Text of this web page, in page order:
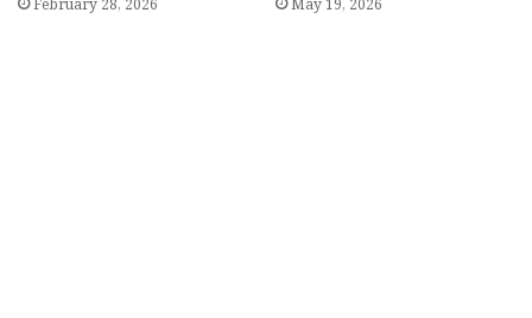
February 28, 2026 May 19, 2026